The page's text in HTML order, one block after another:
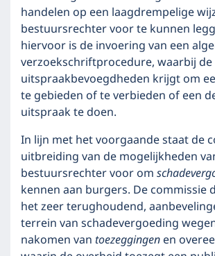
handelen op een laagdrempelige
bestuursrechter voor te kunnen
hiervoor is de invoering van een
verzoekschriftprocedure, waarbij
uitspraakbevoegdheden krijgt om
te gebieden of te verbieden of een
uitspraak te doen.
In lijn met het voorgaande staat de
uitbreiding van de mogelijkheden
bestuursrechter voor om
kennen aan burgers. De commissie
het zeer terughoudend,
terrein van schadevergoeding
nakomen vantoezeggingenen